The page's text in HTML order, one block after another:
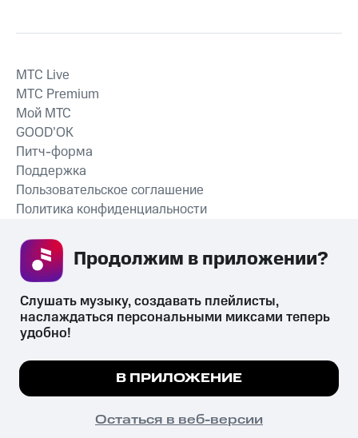
СКАЧАТЬ ПРИЛОЖЕНИЕ
MTС Live
MTС Premium
Мой МТС
GOOD’OK
Питч-форма
Поддержка
Пользовательское соглашение
Политика конфиденциальности
психотропных веществ, их аналогов причиняет вред здоровью,
их незаконный оборот запрещён и влечёт установленную
законодательством ответственность.
© 2026 ООО «КИОН».
Все права защищены
Мы используем куки, чтобы на сайте все
Подробнее
ПОНЯТНО
Слушать музыку, создавать плейлисты,
наслаждаться персональными миксами теперь
удобно!
В ПРИЛОЖЕНИЕ
Остаться в веб-версии